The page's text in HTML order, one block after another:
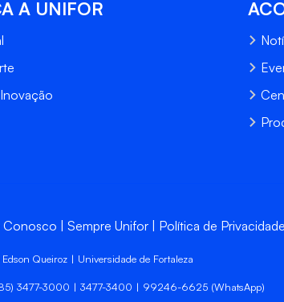
A UNIFOR
Conosco Sempre Unifor Política de Privacidade
Queiroz | Universidade de Fortaleza
3477-3000 | 3477-3400 | 99246-6625 (WhatsApp)